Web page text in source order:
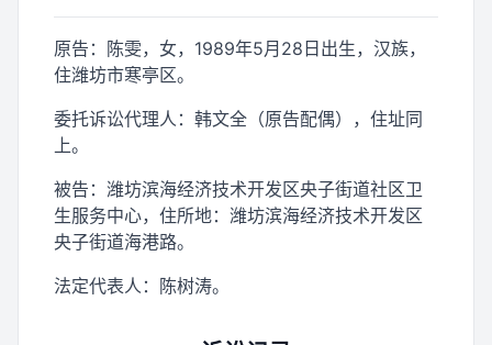
原告：陈雯，女，1989年5月28日出生，汉族，
住潍坊市寒亭区。
委托诉讼代理人：韩文全（原告配偶），住址同
上。
被告：潍坊滨海经济技术开发区央子街道社区卫
生服务中心，住所地：潍坊滨海经济技术开发区
央子街道海港路。
法定代表人：陈树涛。